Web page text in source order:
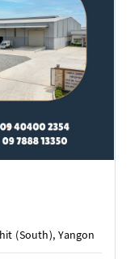
(South), Yangon